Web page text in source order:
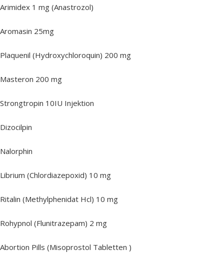
Arimidex 1 mg (Anastrozol)
Aromasin 25mg
Plaquenil (Hydroxychloroquin) 200 mg
Masteron 200 mg
Strongtropin 10IU Injektion
Dizocilpin
Nalorphin
Librium (Chlordiazepoxid) 10 mg
Ritalin (Methylphenidat Hcl) 10 mg
Rohypnol (Flunitrazepam) 2 mg
Abortion Pills (Misoprostol Tabletten )